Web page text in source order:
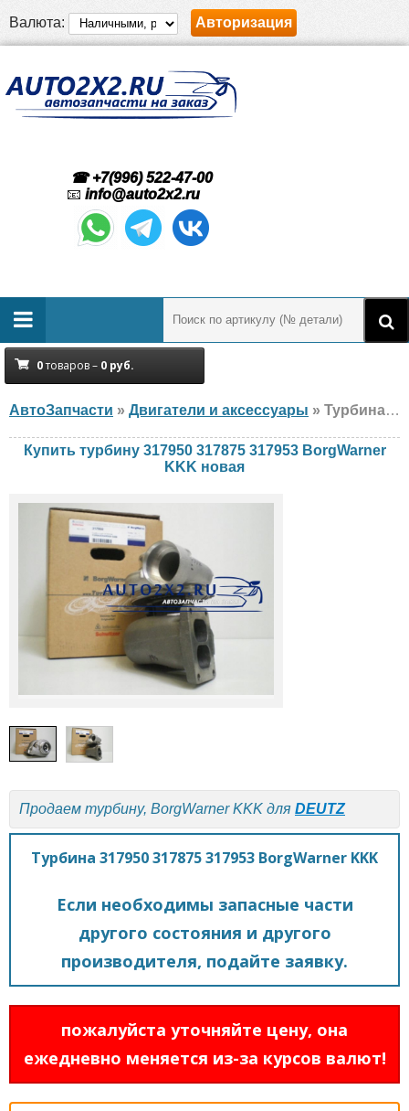
Валюта: Авторизация
☎ +7(996) 522-47-00
📧 info@auto2x2.ru
0товаров – 0 руб.
АвтоЗапчасти » Двигатели и аксессуары » Турбина BorgWarner KKK 317950 317875 317953 DEUTZ, новая
Купить турбину 317950 317875 317953 BorgWarner
KKK новая
Продаем турбину, BorgWarner KKK для DEUTZ
Турбина 317950 317875 317953 BorgWarner KKK
Если необходимы запасные части
другого состояния и другого
производителя, подайте заявку.
пожалуйста уточняйте цену, она
ежедневно меняется из-за курсов валют!